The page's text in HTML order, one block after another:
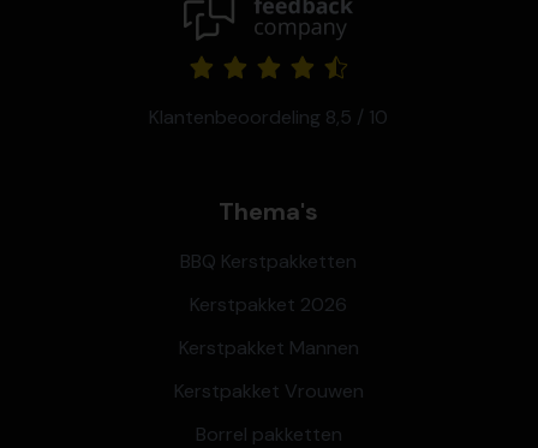
Klantenbeoordeling 8,5 / 10
Thema's
BBQ Kerstpakketten
Kerstpakket 2026
Kerstpakket Mannen
Kerstpakket Vrouwen
Borrel pakketten